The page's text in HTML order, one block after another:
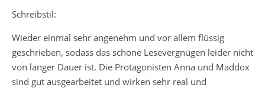
Schreibstil:
Wieder einmal sehr angenehm und vor allem flüssig
geschrieben, sodass das schöne Lesevergnügen leider nicht
von langer Dauer ist. Die Protagonisten Anna und Maddox
sind gut ausgearbeitet und wirken sehr real und